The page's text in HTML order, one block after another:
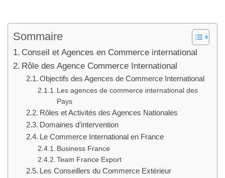
Sommaire
Conseil et Agences en Commerce international
Rôle des Agence Commerce International
Objectifs des Agences de Commerce International
Les agences de commerce international des
Pays
Rôles et Activités des Agences Nationales
Domaines d’intervention
Le Commerce International en France
Business France
Team France Export
Les Conseillers du Commerce Extérieur